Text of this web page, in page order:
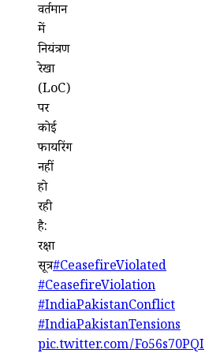
वर्तमान
में
नियंत्रण
रेखा
(LoC)
पर
कोई
फायरिंग
नहीं
हो
रही
है:
रक्षा
सूत्र#CeasefireViolated
#CeasefireViolation
#IndiaPakistanConflict
#IndiaPakistanTensions
pic.twitter.com/Fo56s70PQI